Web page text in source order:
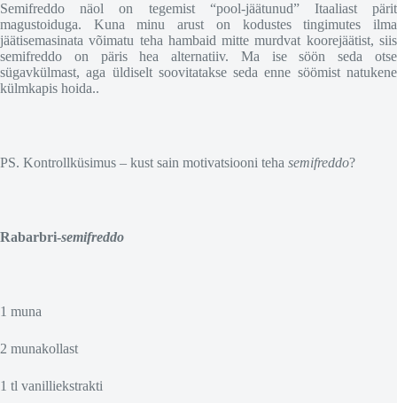
Semifreddo näol on tegemist “pool-jäätunud” Itaaliast pärit
magustoiduga. Kuna minu arust on kodustes tingimutes ilma
jäätisemasinata võimatu teha hambaid mitte murdvat koorejäätist, siis
semifreddo on päris hea alternatiiv. Ma ise söön seda otse
sügavkülmast, aga üldiselt soovitatakse seda enne söömist natukene
külmkapis hoida..
PS. Kontrollküsimus – kust sain motivatsiooni teha semifreddo?
Rabarbri-semifreddo
1 muna
2 munakollast
1 tl vanilliekstrakti